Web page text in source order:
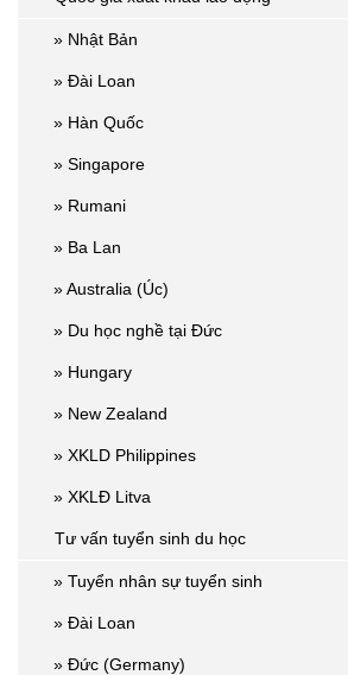
» Nhật Bản
» Đài Loan
» Hàn Quốc
» Singapore
» Rumani
» Ba Lan
» Australia (Úc)
» Du học nghề tại Đức
» Hungary
» New Zealand
» XKLD Philippines
» XKLĐ Litva
Tư vấn tuyển sinh du học
» Tuyển nhân sự tuyển sinh
» Đài Loan
» Đức (Germany)